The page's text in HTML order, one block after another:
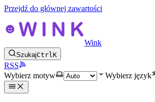
Przejdź do głównej zawartości
Wink
SzukajCtrlK
RSS
Wybierz motyw
Wybierz język